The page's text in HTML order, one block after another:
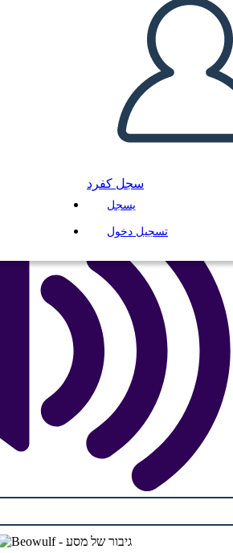
سجل كفرد
يسجل
تسجيل دخول
Beowulf - גיבור של מסע